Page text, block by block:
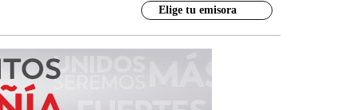
Elige tu emisora